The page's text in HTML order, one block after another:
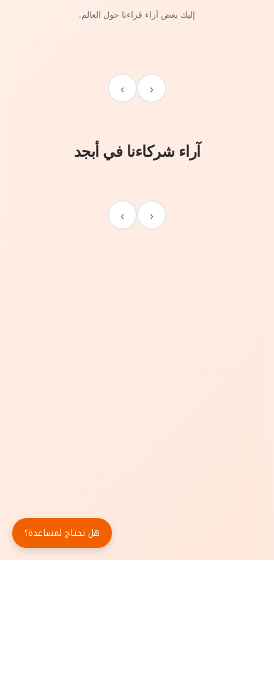
إليك بعض آراء قراءنا حول العالم.
‹
›
آراء شركاءنا في أبجد
‹
›
هل تحتاج لمساعدة؟